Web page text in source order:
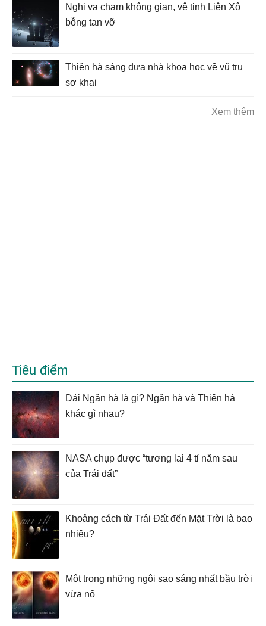
Nghi va chạm không gian, vệ tinh Liên Xô
bỗng tan vỡ
Thiên hà sáng đưa nhà khoa học về vũ trụ
sơ khai
Xem thêm
Tiêu điểm
Dải Ngân hà là gì? Ngân hà và Thiên hà
khác gì nhau?
NASA chụp được “tương lai 4 tỉ năm sau
của Trái đất”
Khoảng cách từ Trái Đất đến Mặt Trời là bao
nhiêu?
Một trong những ngôi sao sáng nhất bầu trời
vừa nổ